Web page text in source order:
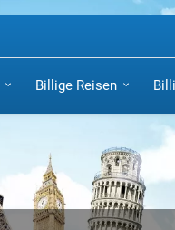
Billige Reisen